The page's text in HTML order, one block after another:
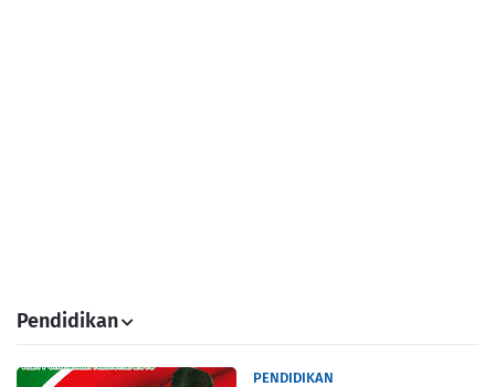
Pendidikan
PENDIDIKAN